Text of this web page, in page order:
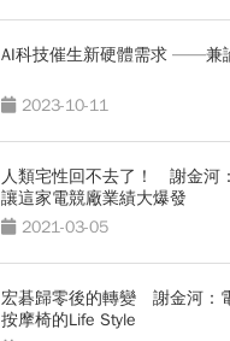
AI科技催生新硬體需求 ——兼
2023-10-11
人類宅性回不去了！ 謝金河
讓這家電競廠業績大爆發
2021-03-05
宏碁歸零後的轉變 謝金河：
按摩椅的Life Style